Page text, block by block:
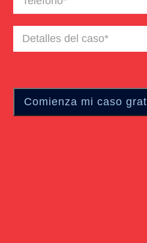
Detalles
del